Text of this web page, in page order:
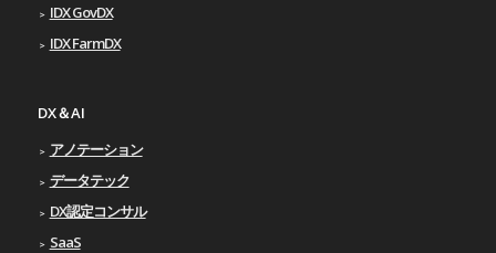
IDX GovDX
IDX FarmDX
DX＆AI
アノテーション
データテック
DX認定コンサル
SaaS